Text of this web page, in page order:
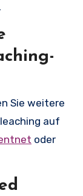
Sie weitere
auf
oder